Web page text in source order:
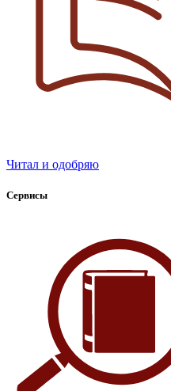
Читал и одобряю
Сервисы